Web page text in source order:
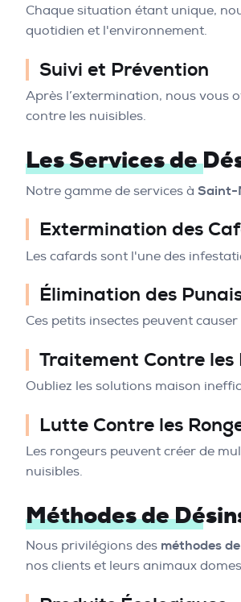
Chaque situation étant unique,
quotidien et l'environnement.
Suivi et Prévention
Après l’extermination, nous vous
contre les nuisibles.
Les Services de
Notre gamme de services à Saint-
Extermination des
Les cafards sont l'une des
Élimination des
Ces petits insectes peuvent
Traitement Contre les
Oubliez les solutions maison
Lutte Contre les
Les rongeurs peuvent créer de
nuisibles.
Méthodes de
Nous privilégions des méthodes
nos clients et leurs animaux